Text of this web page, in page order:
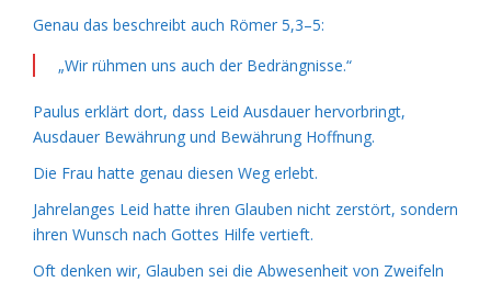
Genau das beschreibt auch Römer 5,3–5:
„Wir rühmen uns auch der Bedrängnisse.“
Paulus erklärt dort, dass Leid Ausdauer hervorbringt,
Ausdauer Bewährung und Bewährung Hoffnung.
Die Frau hatte genau diesen Weg erlebt.
Jahrelanges Leid hatte ihren Glauben nicht zerstört, sondern
ihren Wunsch nach Gottes Hilfe vertieft.
Oft denken wir, Glauben sei die Abwesenheit von Zweifeln